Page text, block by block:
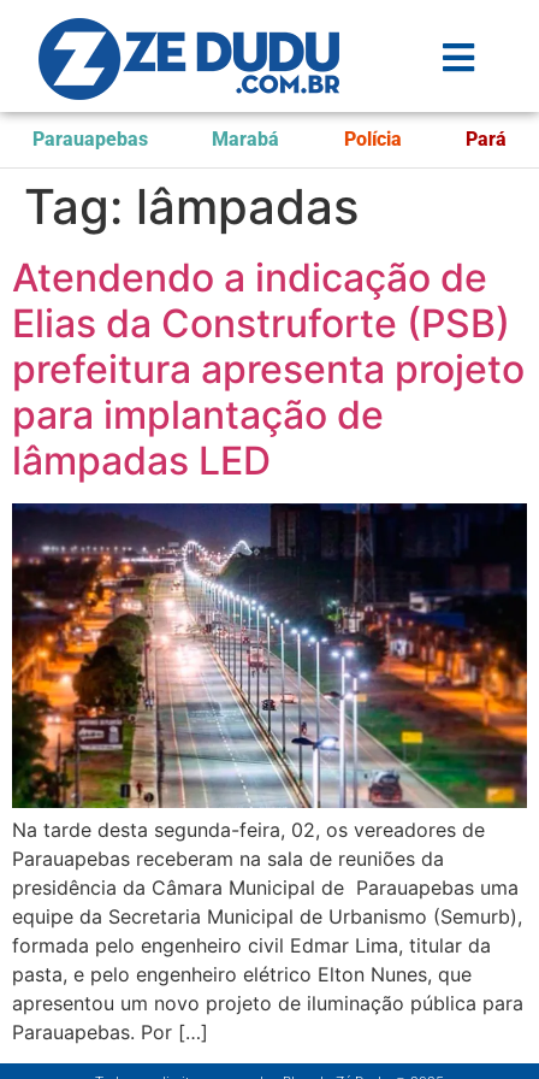
Parauapebas Marabá Polícia Pará
Tag: lâmpadas
Atendendo a indicação de
Elias da Construforte (PSB)
prefeitura apresenta projeto
para implantação de
lâmpadas LED
Na tarde desta segunda-feira, 02, os vereadores de
Parauapebas receberam na sala de reuniões da
presidência da Câmara Municipal de Parauapebas uma
equipe da Secretaria Municipal de Urbanismo (Semurb),
formada pelo engenheiro civil Edmar Lima, titular da
pasta, e pelo engenheiro elétrico Elton Nunes, que
apresentou um novo projeto de iluminação pública para
Parauapebas. Por […]